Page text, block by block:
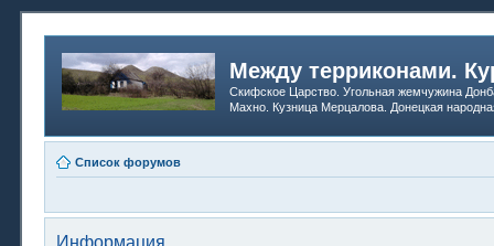
Между терриконами.
Скифское Царство. Угольная жемчужина
Махно. Кузница Мерцалова. Донецкая
Список форумов
Информация